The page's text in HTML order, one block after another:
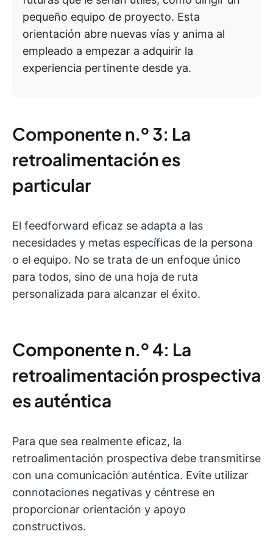
pequeño equipo de proyecto. Esta
orientación abre nuevas vías y anima al
empleado a empezar a adquirir la
experiencia pertinente desde ya.
Componente n.º 3: La
retroalimentación es
particular
El feedforward eficaz se adapta a las
necesidades y metas específicas de la persona
o el equipo. No se trata de un enfoque único
para todos, sino de una hoja de ruta
personalizada para alcanzar el éxito.
Componente n.º 4: La
retroalimentación prospectiva
es auténtica
Para que sea realmente eficaz, la
retroalimentación prospectiva debe transmitirse
con una comunicación auténtica. Evite utilizar
connotaciones negativas y céntrese en
proporcionar orientación y apoyo
constructivos.